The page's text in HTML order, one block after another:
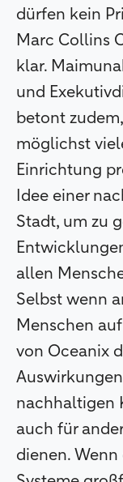
dürfen kein
Marc Collins
klar.
und
betont
möglichst
Einrichtung
Idee einer
Stadt, um zu
allen
Selbst wenn
Menschen
von Oceanix
nachhaltigen
auch für
dienen.